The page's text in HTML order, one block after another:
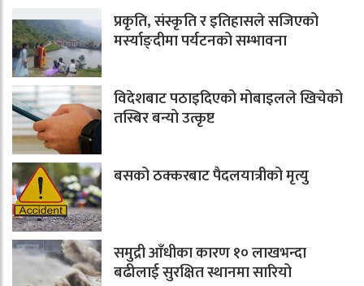
प्रकृति, संस्कृति र इतिहासले सजिएको
मर्स्याङ्दीमा पर्यटनको सम्भावना
विदेशबाट पठाइदिएको मोबाइलले खिचेको
तस्बिर बन्यो उत्कृष्ट
बसको ठक्करबाट पैदलयात्रीको मृत्यु
समुद्री आँधीका कारण १० लाखभन्दा
बढीलाई सुरक्षित स्थानमा सारियो